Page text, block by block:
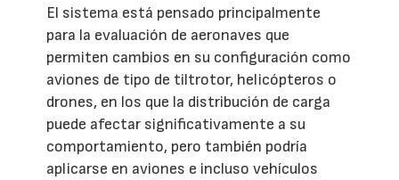
El sistema está pensado principalmente
para la evaluación de aeronaves que
permiten cambios en su configuración como
aviones de tipo de tiltrotor, helicópteros o
drones, en los que la distribución de carga
puede afectar significativamente a su
comportamiento, pero también podría
aplicarse en aviones e incluso vehículos